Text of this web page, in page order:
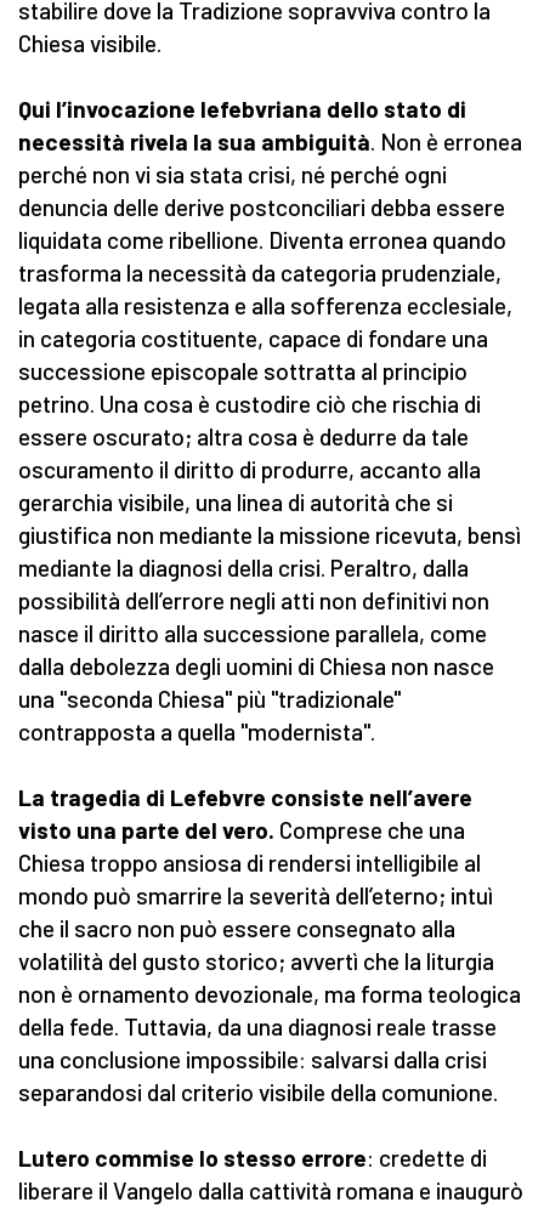
stabilire dove la Tradizione sopravviva contro la
Chiesa visibile.
Qui l’invocazione lefebvriana dello stato di
necessità rivela la sua ambiguità. Non è erronea
perché non vi sia stata crisi, né perché ogni
denuncia delle derive postconciliari debba essere
liquidata come ribellione. Diventa erronea quando
trasforma la necessità da categoria prudenziale,
legata alla resistenza e alla sofferenza ecclesiale,
in categoria costituente, capace di fondare una
successione episcopale sottratta al principio
petrino. Una cosa è custodire ciò che rischia di
essere oscurato; altra cosa è dedurre da tale
oscuramento il diritto di produrre, accanto alla
gerarchia visibile, una linea di autorità che si
giustifica non mediante la missione ricevuta, bensì
mediante la diagnosi della crisi. Peraltro, dalla
possibilità dell’errore negli atti non definitivi non
nasce il diritto alla successione parallela, come
dalla debolezza degli uomini di Chiesa non nasce
una "seconda Chiesa" più "tradizionale"
contrapposta a quella "modernista".
La tragedia di Lefebvre consiste nell’avere
visto una parte del vero. Comprese che una
Chiesa troppo ansiosa di rendersi intelligibile al
mondo può smarrire la severità dell’eterno; intuì
che il sacro non può essere consegnato alla
volatilità del gusto storico; avvertì che la liturgia
non è ornamento devozionale, ma forma teologica
della fede. Tuttavia, da una diagnosi reale trasse
una conclusione impossibile: salvarsi dalla crisi
separandosi dal criterio visibile della comunione.
Lutero commise lo stesso errore: credette di
liberare il Vangelo dalla cattività romana e inaugurò